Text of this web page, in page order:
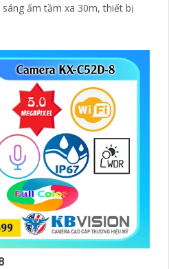
ấm tầm xa 30m, thiết bị